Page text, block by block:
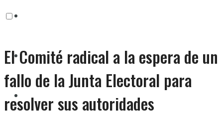
Lanús
Lomas
El Comité radical a la espera de un
fallo de la Junta Electoral para
resolver sus autoridades